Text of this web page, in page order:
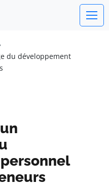
du développement